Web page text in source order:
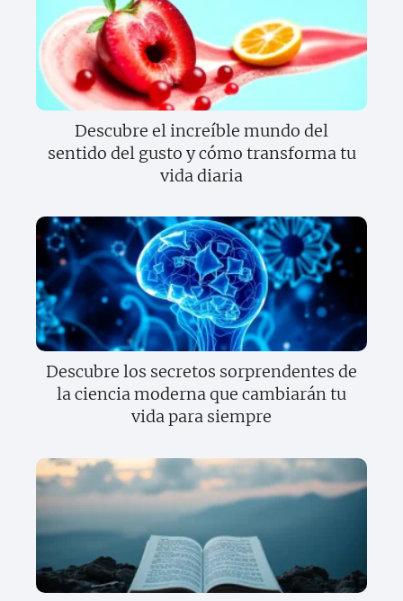
Descubre el increíble mundo del
sentido del gusto y cómo transforma tu
vida diaria
Descubre los secretos sorprendentes de
la ciencia moderna que cambiarán tu
vida para siempre